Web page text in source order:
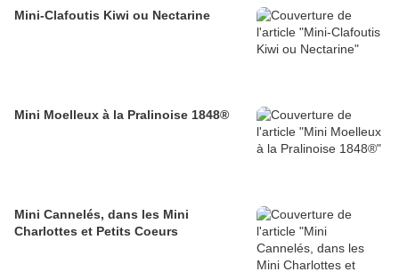
Mini-Clafoutis Kiwi ou Nectarine
Mini Moelleux à la Pralinoise 1848®
Mini Cannelés, dans les Mini
Charlottes et Petits Coeurs